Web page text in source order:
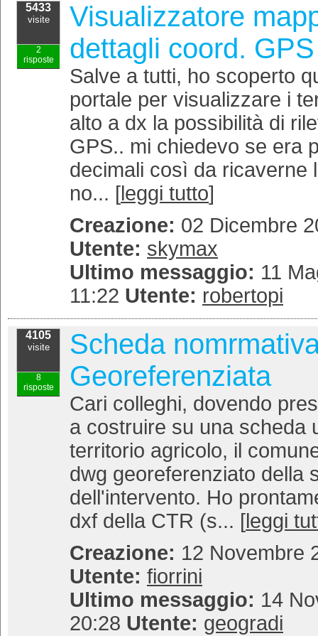
5433
visite
2
risposte
Visualizzatore
dettagli coord. GPS
Salve a tutti, ho scoperto
portale per visualizzare i
alto a dx la possibilità di
GPS.. mi chiedevo se era
decimali così da ricaverne
no... [ leggi tutto]
Creazione: 02 Dicembre
Utente: skymax
Ultimo messaggio: 11
11:22 Utente: robertopi
4105
visite
8
risposte
Scheda
Georeferenziata
Cari colleghi, dovendo
a costruire su una scheda
territorio agricolo, il
dwg georeferenziato della
dell'intervento. Ho
dxf della CTR (s... [ leggi
Creazione: 12 Novembre
Utente: fiorrini
Ultimo messaggio: 14
20:28 Utente: geogradi